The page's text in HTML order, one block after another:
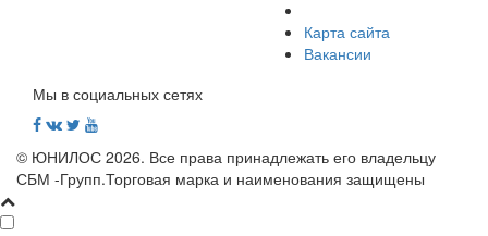
Карта сайта
Вакансии
Мы в социальных сетях
© ЮНИЛОС 2026. Все права принадлежать его владельцу
СБМ -Групп.Торговая марка и наименования защищены